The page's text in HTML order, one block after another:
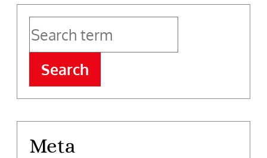
Search
Meta